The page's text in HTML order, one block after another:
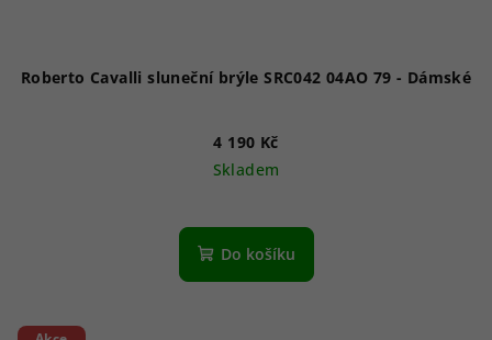
Roberto Cavalli sluneční brýle SRC042 04AO 79 - Dámské
4 190 Kč
Skladem
Do košíku